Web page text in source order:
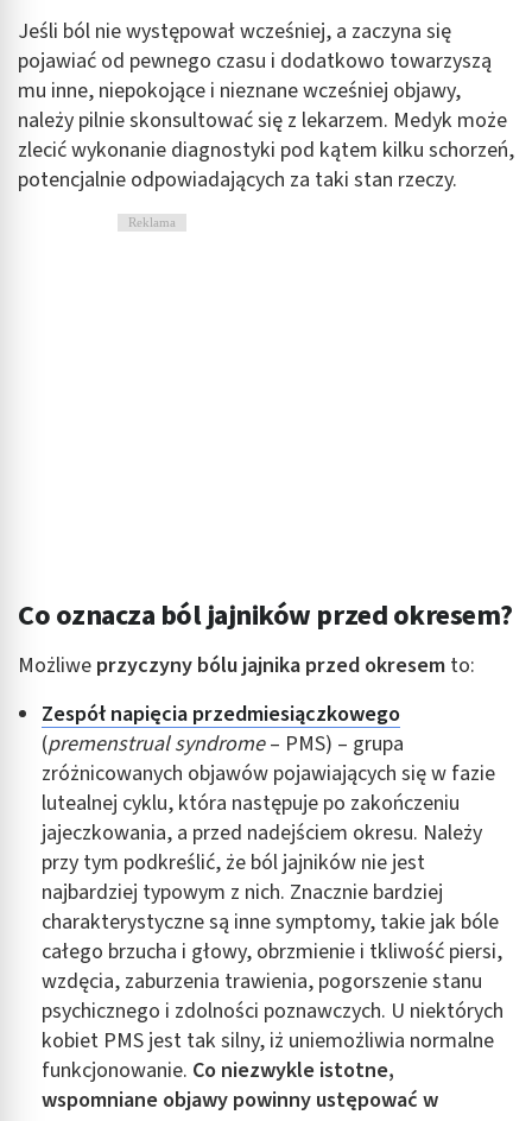
Jeśli ból nie występował wcześniej, a zaczyna się
pojawiać od pewnego czasu i dodatkowo towarzyszą
mu inne, niepokojące i nieznane wcześniej objawy,
należy pilnie skonsultować się z lekarzem. Medyk może
zlecić wykonanie diagnostyki pod kątem kilku schorzeń,
potencjalnie odpowiadających za taki stan rzeczy.
Reklama
Co oznacza ból jajników przed okresem?
Możliwe przyczyny bólu jajnika przed okresem to:
Zespół napięcia przedmiesiączkowego
(premenstrual syndrome– PMS) – grupa
zróżnicowanych objawów pojawiających się w fazie
lutealnej cyklu, która następuje po zakończeniu
jajeczkowania, a przed nadejściem okresu. Należy
przy tym podkreślić, że ból jajników nie jest
najbardziej typowym z nich. Znacznie bardziej
charakterystyczne są inne symptomy, takie jak bóle
całego brzucha i głowy, obrzmienie i tkliwość piersi,
wzdęcia, zaburzenia trawienia, pogorszenie stanu
psychicznego i zdolności poznawczych. U niektórych
kobiet PMS jest tak silny, iż uniemożliwia normalne
funkcjonowanie. Co niezwykle istotne,
wspomniane objawy powinny ustępować w